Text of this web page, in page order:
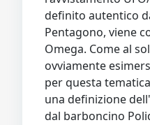
definito autentico
Pentagono, viene
Omega. Come al
ovviamente
per questa
una definizione
dal barboncino